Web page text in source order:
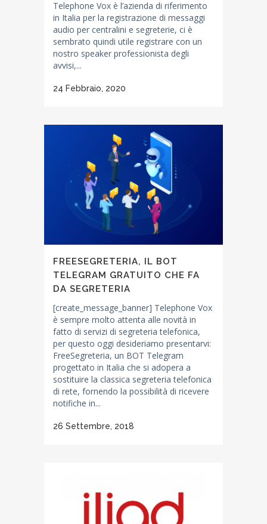
Telephone Vox è l’azienda di riferimento
in Italia per la registrazione di messaggi
audio per centralini e segreterie, ci è
sembrato quindi utile registrare con un
nostro speaker professionista degli
avvisi,...
24 Febbraio, 2020
FREESEGRETERIA, IL BOT
TELEGRAM GRATUITO CHE FA
DA SEGRETERIA
[create_message_banner] Telephone Vox
è sempre molto attenta alle novità in
fatto di servizi di segreteria telefonica,
per questo oggi desideriamo presentarvi:
FreeSegreteria, un BOT Telegram
progettato in Italia che si adopera a
sostituire la classica segreteria telefonica
di rete, fornendo la possibilità di ricevere
notifiche in...
26 Settembre, 2018